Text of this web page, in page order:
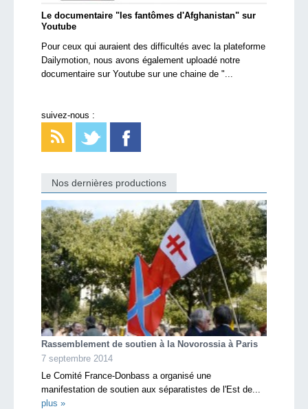
Le documentaire "les fantômes d'Afghanistan" sur
Youtube
Pour ceux qui auraient des difficultés avec la plateforme
Dailymotion, nous avons également uploadé notre
documentaire sur Youtube sur une chaine de "...
suivez-nous :
Nos dernières productions
Rassemblement de soutien à la Novorossia à Paris
7 septembre 2014
Le Comité France-Donbass a organisé une
manifestation de soutien aux séparatistes de l'Est de...
plus »